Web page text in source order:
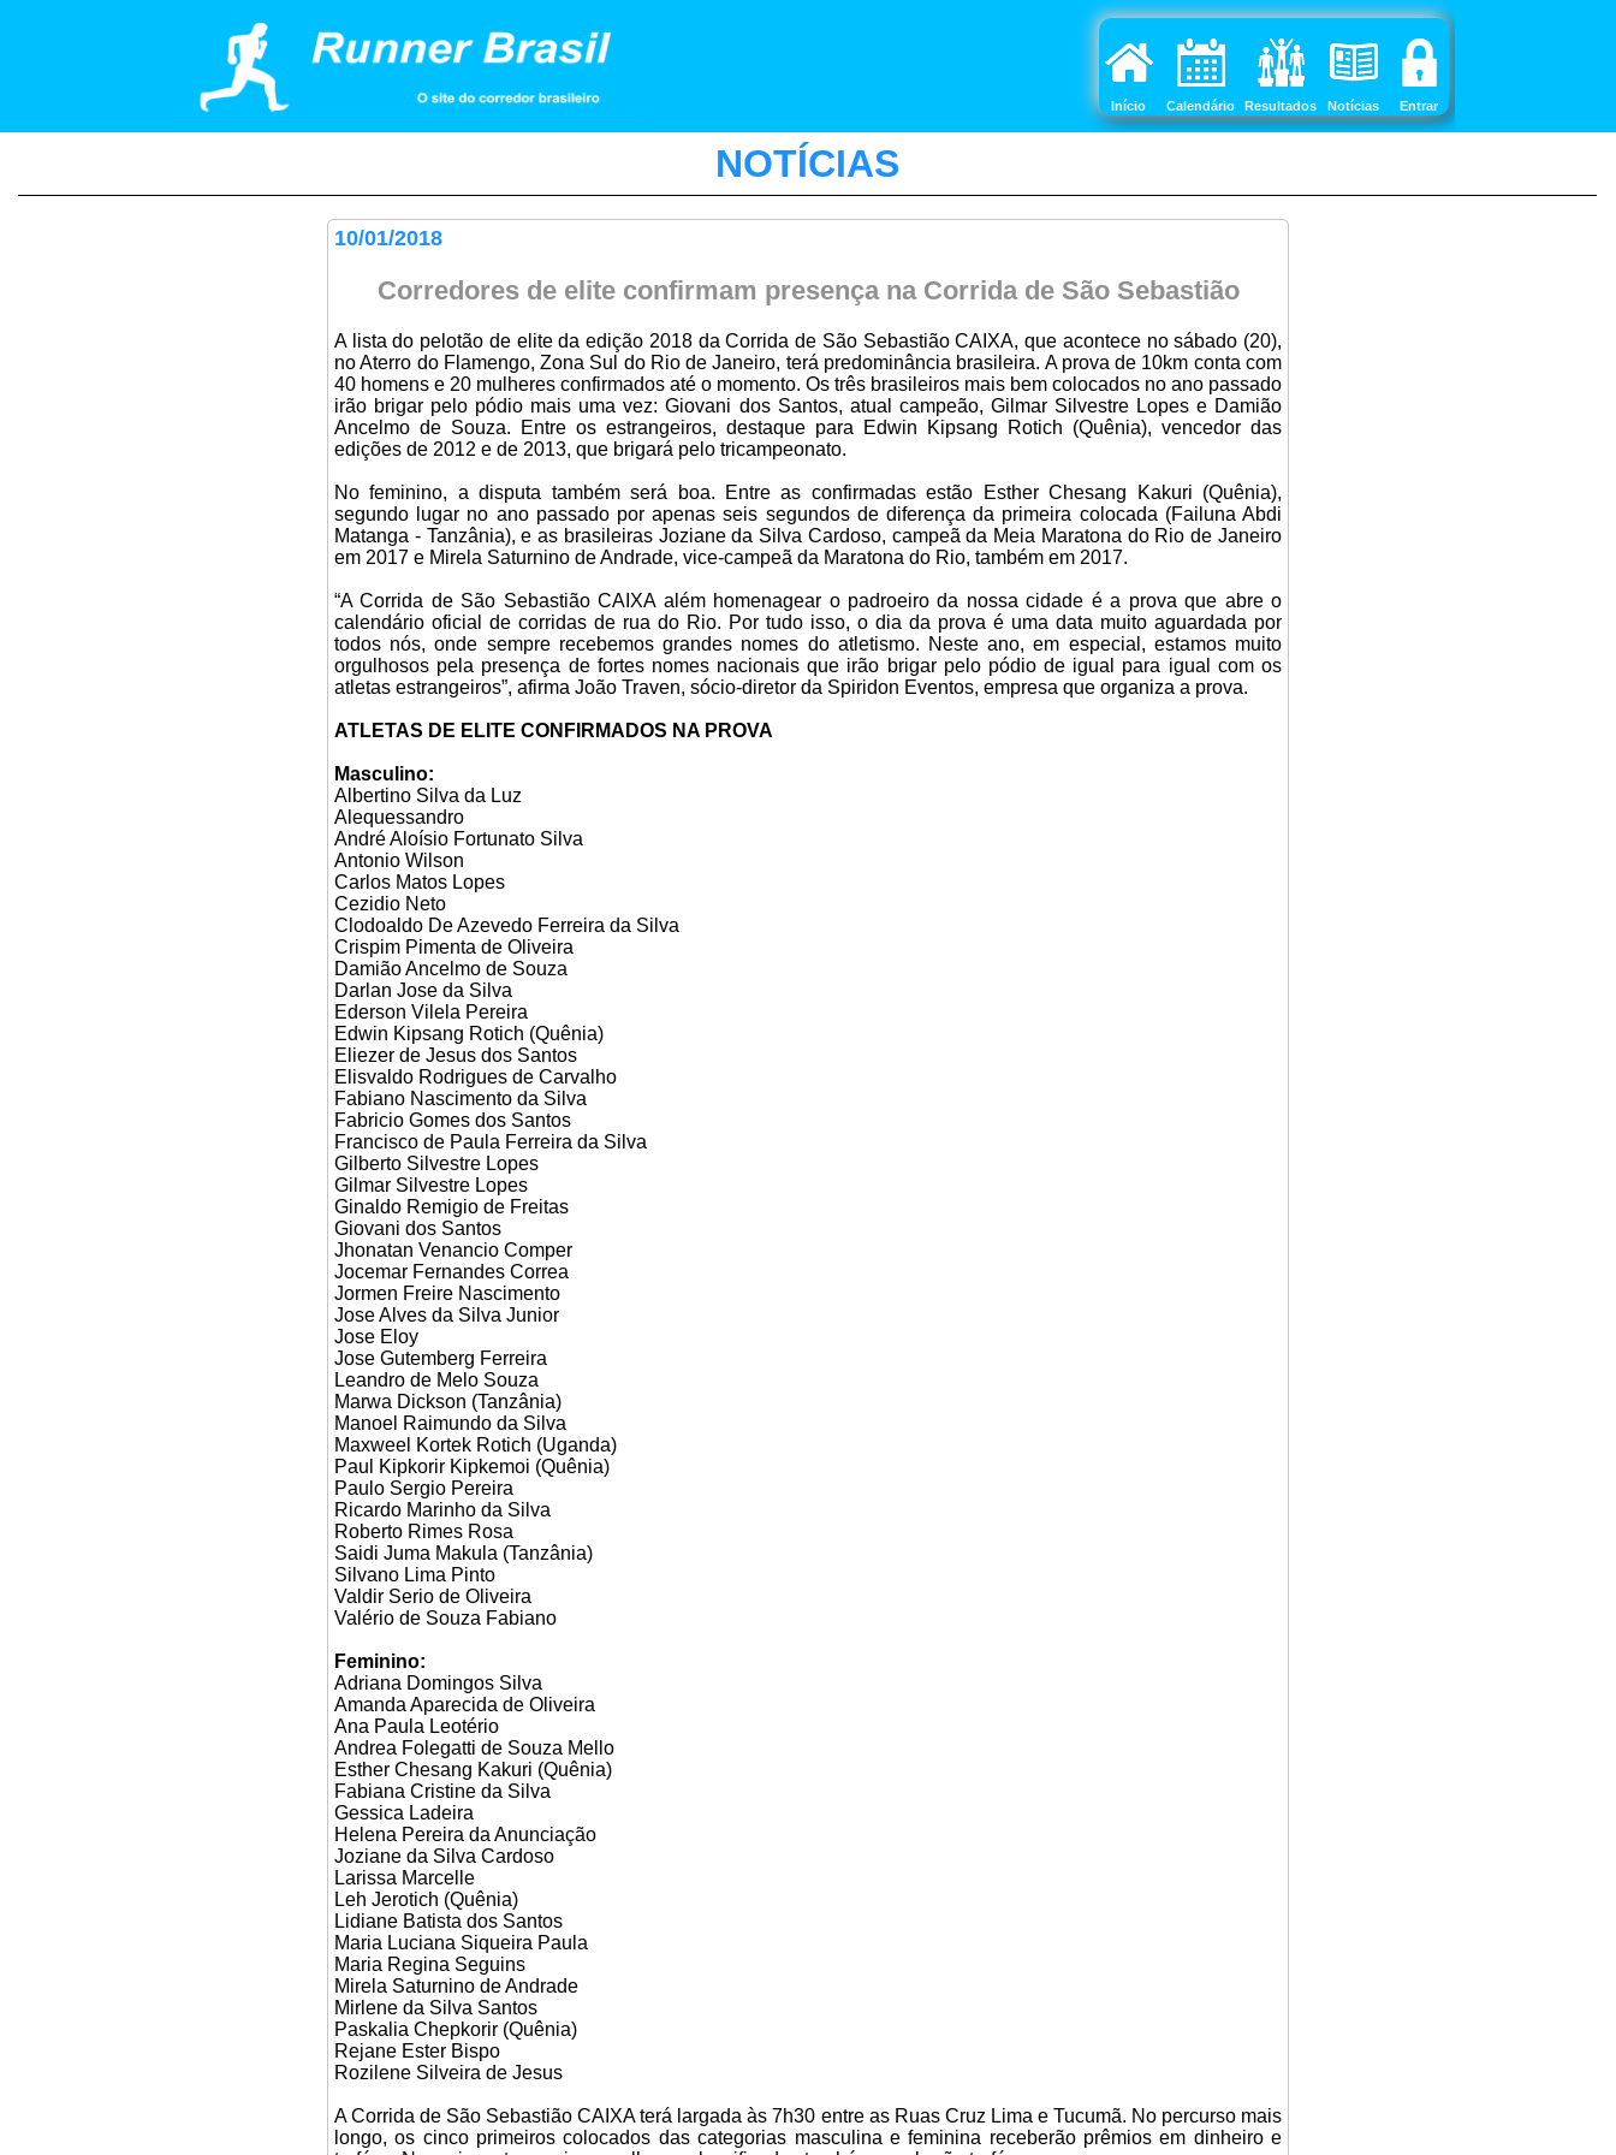
Início Calendário Resultados Notícias Entrar
NOTÍCIAS
10/01/2018
Corredores de elite confirmam presença na Corrida de São Sebastião
A lista do pelotão de elite da edição 2018 da Corrida de São Sebastião CAIXA, que acontece no sábado (20),
no Aterro do Flamengo, Zona Sul do Rio de Janeiro, terá predominância brasileira. A prova de 10km conta com
40 homens e 20 mulheres confirmados até o momento. Os três brasileiros mais bem colocados no ano passado
irão brigar pelo pódio mais uma vez: Giovani dos Santos, atual campeão, Gilmar Silvestre Lopes e Damião
Ancelmo de Souza. Entre os estrangeiros, destaque para Edwin Kipsang Rotich (Quênia), vencedor das
edições de 2012 e de 2013, que brigará pelo tricampeonato.
No feminino, a disputa também será boa. Entre as confirmadas estão Esther Chesang Kakuri (Quênia),
segundo lugar no ano passado por apenas seis segundos de diferença da primeira colocada (Failuna Abdi
Matanga - Tanzânia), e as brasileiras Joziane da Silva Cardoso, campeã da Meia Maratona do Rio de Janeiro
em 2017 e Mirela Saturnino de Andrade, vice-campeã da Maratona do Rio, também em 2017.
“A Corrida de São Sebastião CAIXA além homenagear o padroeiro da nossa cidade é a prova que abre o
calendário oficial de corridas de rua do Rio. Por tudo isso, o dia da prova é uma data muito aguardada por
todos nós, onde sempre recebemos grandes nomes do atletismo. Neste ano, em especial, estamos muito
orgulhosos pela presença de fortes nomes nacionais que irão brigar pelo pódio de igual para igual com os
atletas estrangeiros”, afirma João Traven, sócio-diretor da Spiridon Eventos, empresa que organiza a prova.
ATLETAS DE ELITE CONFIRMADOS NA PROVA
Masculino:
Albertino Silva da Luz
Alequessandro
André Aloísio Fortunato Silva
Antonio Wilson
Carlos Matos Lopes
Cezidio Neto
Clodoaldo De Azevedo Ferreira da Silva
Crispim Pimenta de Oliveira
Damião Ancelmo de Souza
Darlan Jose da Silva
Ederson Vilela Pereira
Edwin Kipsang Rotich (Quênia)
Eliezer de Jesus dos Santos
Elisvaldo Rodrigues de Carvalho
Fabiano Nascimento da Silva
Fabricio Gomes dos Santos
Francisco de Paula Ferreira da Silva
Gilberto Silvestre Lopes
Gilmar Silvestre Lopes
Ginaldo Remigio de Freitas
Giovani dos Santos
Jhonatan Venancio Comper
Jocemar Fernandes Correa
Jormen Freire Nascimento
Jose Alves da Silva Junior
Jose Eloy
Jose Gutemberg Ferreira
Leandro de Melo Souza
Marwa Dickson (Tanzânia)
Manoel Raimundo da Silva
Maxweel Kortek Rotich (Uganda)
Paul Kipkorir Kipkemoi (Quênia)
Paulo Sergio Pereira
Ricardo Marinho da Silva
Roberto Rimes Rosa
Saidi Juma Makula (Tanzânia)
Silvano Lima Pinto
Valdir Serio de Oliveira
Valério de Souza Fabiano
Feminino:
Adriana Domingos Silva
Amanda Aparecida de Oliveira
Ana Paula Leotério
Andrea Folegatti de Souza Mello
Esther Chesang Kakuri (Quênia)
Fabiana Cristine da Silva
Gessica Ladeira
Helena Pereira da Anunciação
Joziane da Silva Cardoso
Larissa Marcelle
Leh Jerotich (Quênia)
Lidiane Batista dos Santos
Maria Luciana Siqueira Paula
Maria Regina Seguins
Mirela Saturnino de Andrade
Mirlene da Silva Santos
Paskalia Chepkorir (Quênia)
Rejane Ester Bispo
Rozilene Silveira de Jesus
A Corrida de São Sebastião CAIXA terá largada às 7h30 entre as Ruas Cruz Lima e Tucumã. No percurso mais
longo, os cinco primeiros colocados das categorias masculina e feminina receberão prêmios em dinheiro e